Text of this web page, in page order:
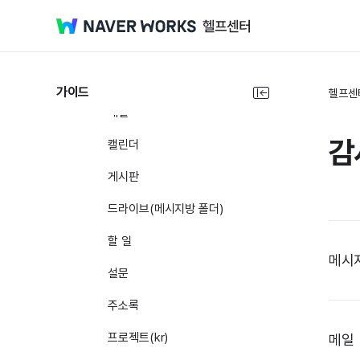
가이드
감사
메일
캘린더
게시판
드라이브(메시지방 폴더)
할 일
설문
주소록
프로젝트(kr)
헬프센
메시
메일